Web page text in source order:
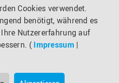
Cookies verwendet.
benötigt, während es
Nutzererfahrung auf
( Impressum |